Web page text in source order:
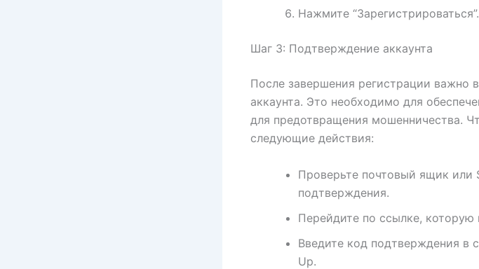
Нажмите “Зарегистрироваться”.
Шаг 3: Подтверждение аккаунта
После завершения регистрации важно
аккаунта. Это необходимо для
для предотвращения мошенничества.
следующие действия:
Проверьте почтовый ящик или
подтверждения.
Перейдите по ссылке, которую
Введите код подтверждения в
Up.